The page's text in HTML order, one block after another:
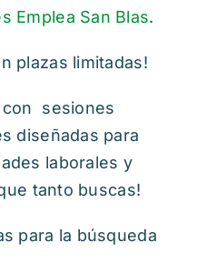
Emplea San Blas.
plazas limitadas!
con sesiones
diseñadas para
laborales y
tanto buscas!
para la búsqueda